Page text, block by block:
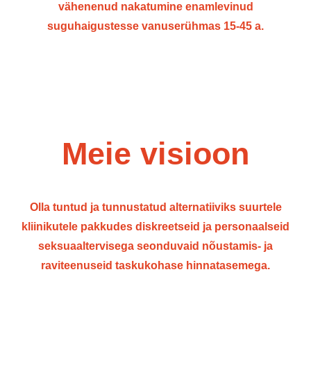
vähenenud nakatumine enamlevinud
sugu haigustesse vanuserühmas 15-45 a.
Meie visioon
Olla tuntud ja tunnustatud alternatiiviks suurtele
kliinikutele pakkudes diskreetseid ja personaalseid
seksuaaltervisega seonduvaid nõustamis- ja
raviteenuseid taskukohase hinnatasemega.